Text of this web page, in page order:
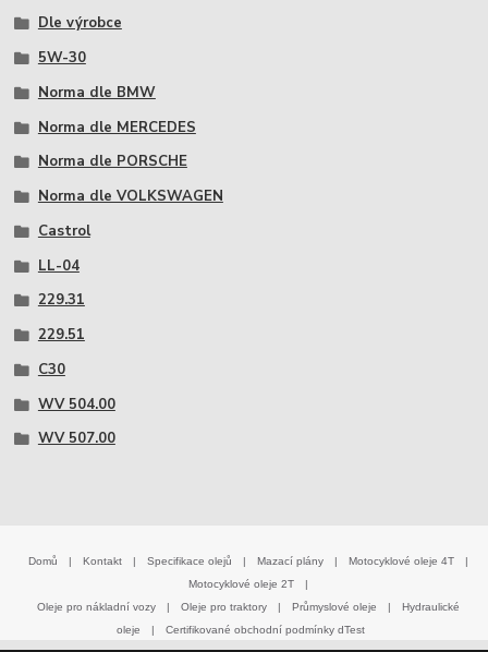
Dle výrobce
5W-30
Norma dle BMW
Norma dle MERCEDES
Norma dle PORSCHE
Norma dle VOLKSWAGEN
Castrol
LL-04
229.31
229.51
C30
WV 504.00
WV 507.00
Domů | Kontakt | Specifikace olejů | Mazací plány | Motocyklové oleje 4T
|
Motocyklové oleje 2T
|
Oleje pro nákladní vozy
| Oleje pro traktory | Průmyslové oleje |
Hydraulické
oleje
| Certifikované obchodní podmínky dTest